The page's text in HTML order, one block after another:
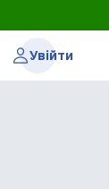
Увійти